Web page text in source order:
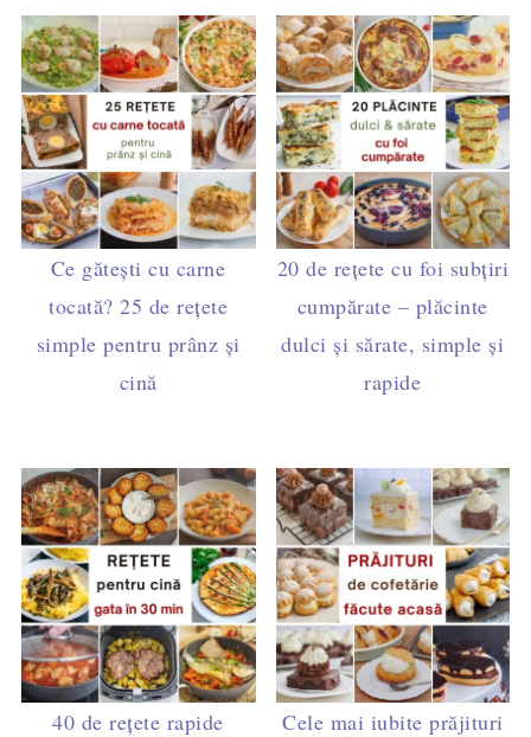
Ce gătești cu carne
tocată? 25 de rețete
simple pentru prânz și
cină
20 de rețete cu foi subțiri
cumpărate – plăcinte
dulci și sărate, simple și
rapide
40 de rețete rapide
Cele mai iubite prăjituri